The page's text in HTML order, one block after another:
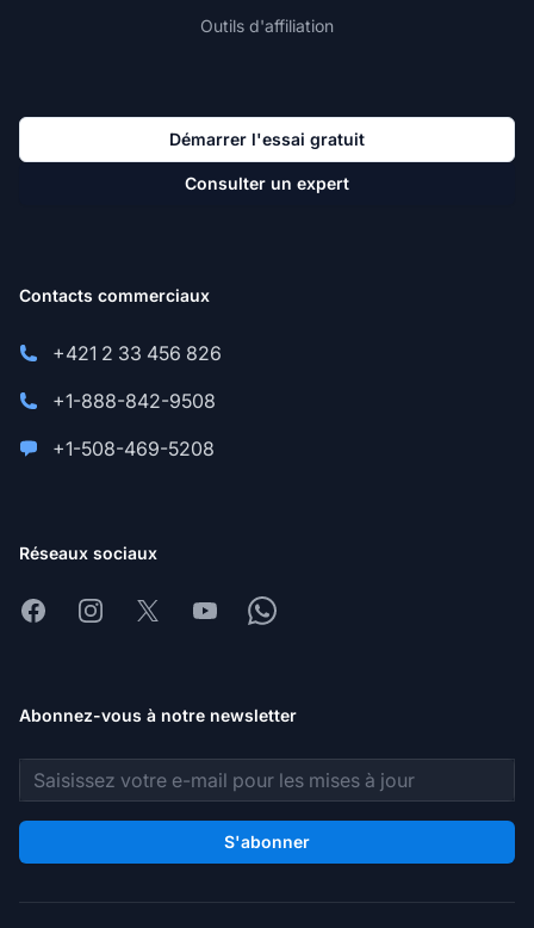
Outils d'affiliation
Démarrer l'essai gratuit
Consulter un expert
Contacts commerciaux
+421 2 33 456 826
+1-888-842-9508
+1-508-469-5208
Réseaux sociaux
FacebookInstagram
X YoutubeWhatsapp
Abonnez-vous à notre newsletter
Adresse e-mail
S'abonner